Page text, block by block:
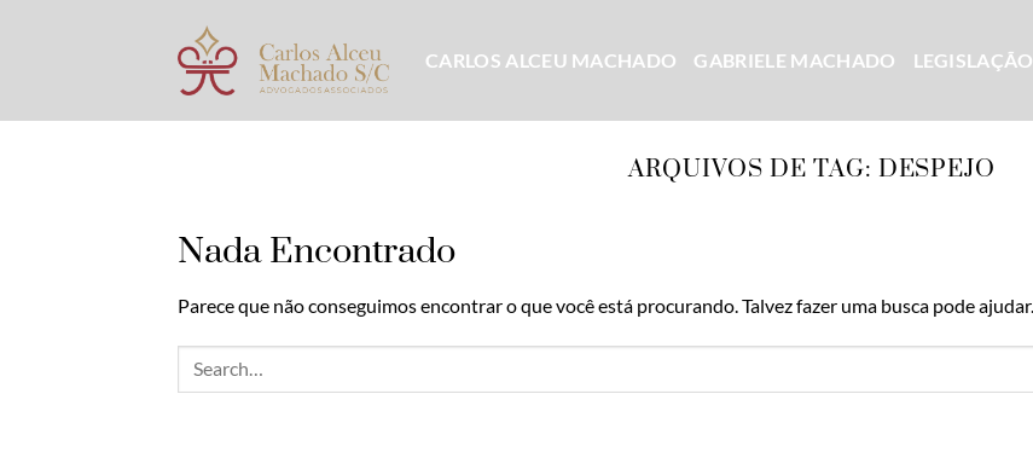
CARLOS ALCEU MACHADO GABRIELE MACHADO LEGISLAÇÃO
ARQUIVOS DE TAG: DESPEJO
Nada Encontrado
Parece que não conseguimos encontrar o que você está procurando. Talvez fazer uma busca pode ajudar.